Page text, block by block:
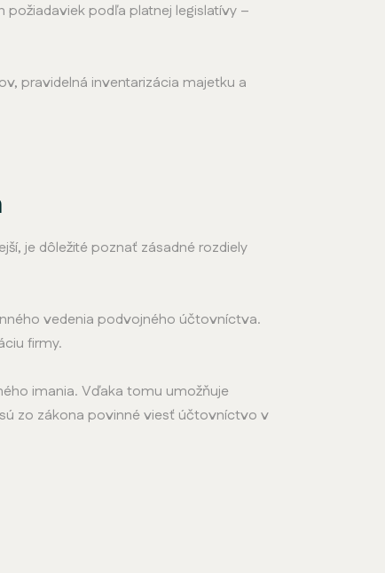
podľa platnej legislatívy –
pravidelná inventarizácia majetku a
je dôležité poznať zásadné rozdiely
vedenia podvojného účtovníctva.
firmy.
imania. Vďaka tomu umožňuje
zo zákona povinné viesť účtovníctvo v